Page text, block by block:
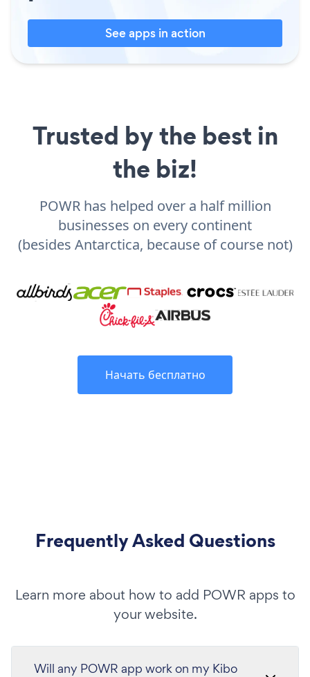
See apps in action
Trusted by the best in
the biz!
POWR has helped over a half million
businesses on every continent
(besides Antarctica, because of course not)
Начать бесплатно
Frequently Asked Questions
Learn more about how to add POWR apps to
your website.
Will any POWR app work on my Kibo